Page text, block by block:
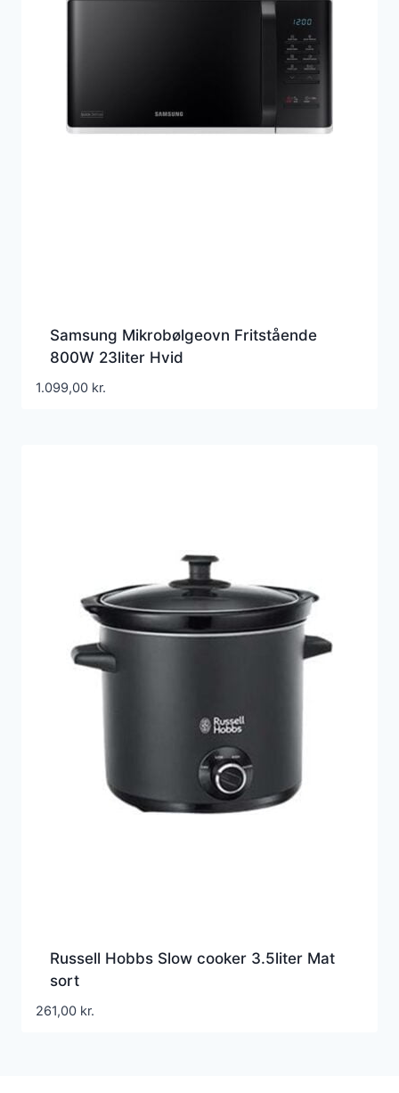
Samsung Mikrobølgeovn Fritstående
800W 23liter Hvid
1.099,00 kr.
Russell Hobbs Slow cooker 3.5liter Mat
sort
261,00 kr.